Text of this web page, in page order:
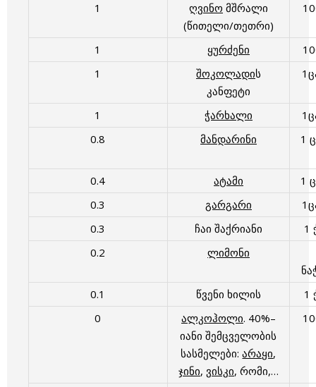
1
ღვინო მშრალი
(წითელი/თეთრი)
1 ყურძენი
1
შოკოლადის
კანფეტი
1 ჭარხალი
0.8
მანდარინი 1
0.4 ატამი
1
0.3
გარგარი
0.3
ჩაი შაქრიანი
1
0.2
ლიმონი
0.1
წვენი ხილის
1
0
ალკოჰოლი. 40%–
იანი შემცველობის
სასმელები:არაყი,
ჯინი, ვისკი, რომი,…